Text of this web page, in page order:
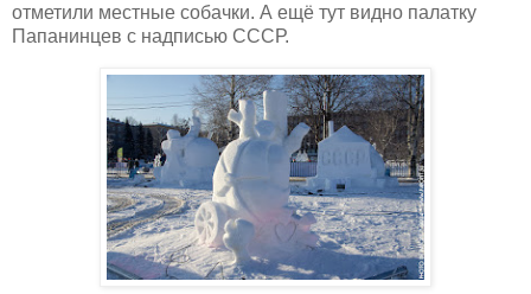
отметили местные собачки. А ещё тут видно палатку
Папанинцев с надписью СССР.